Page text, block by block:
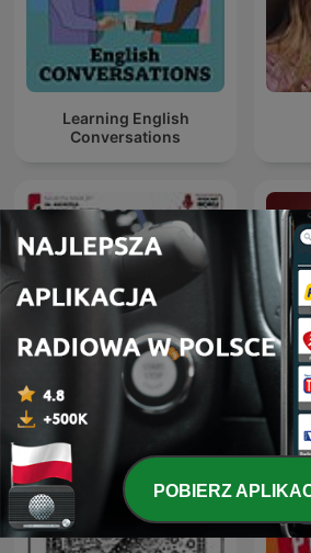
Learning English
Conversations
Crazy Nauka
POBIERZ